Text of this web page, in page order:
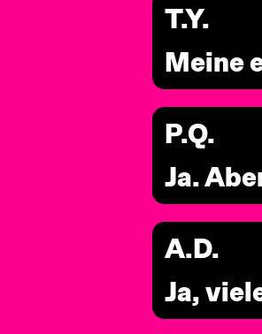
T.Y.
Meine
P.Q.
Ja.
A.D.
Ja,